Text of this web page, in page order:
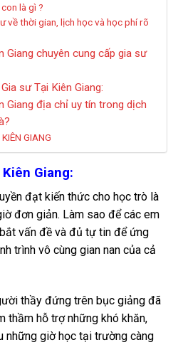
là gì ?
về thời gian, lịch học và học phí rõ
Giang chuyên cung cấp gia sư
sư Tại Kiên Giang:
Giang địa chỉ uy tín trong dịch
GIANG
Giang:
đạt kiến thức cho học trò là
đơn giản. Làm sao để các em
vấn đề và đủ tự tin để ứng
trình vô cùng gian nan của cả
thầy đứng trên bục giảng đã
thầm hỗ trợ những khó khăn,
những giờ học tại trường càng